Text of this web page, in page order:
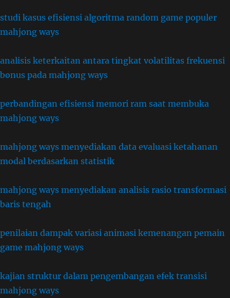
studi kasus efisiensi algoritma random game populer
mahjong ways
analisis keterkaitan antara tingkat volatilitas frekuensi
bonus pada mahjong ways
perbandingan efisiensi memori ram saat membuka
mahjong ways
mahjong ways menyediakan data evaluasi ketahanan
modal berdasarkan statistik
mahjong ways menyediakan analisis rasio transformasi
baris tengah
penilaian dampak variasi animasi kemenangan pemain
game mahjong ways
kajian struktur dalam pengembangan efek transisi
mahjong ways